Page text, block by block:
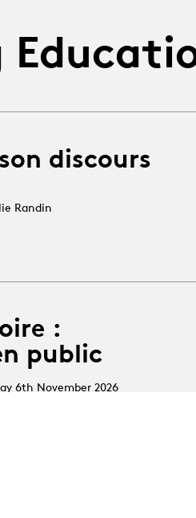
discours
Randin
:
public
6th November 2026